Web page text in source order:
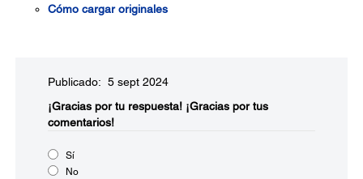
Cómo cargar originales
Publicado: 5 sept 2024
¡Gracias por tu respuesta! ¡Gracias por tus
comentarios!
Sí
No